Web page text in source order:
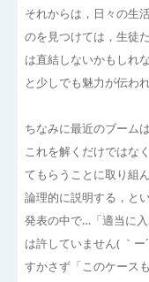
それからは，日々の生
のを見つけては，生徒
は直結しないかもしれ
と少しでも魅力が伝わ
ちなみに最近のブーム
これを解くだけではな
てもらうことに取り組ん
論理的に説明する，と
発表の中で…「適当に
は許していません( ｀ー
すかさず「このケース